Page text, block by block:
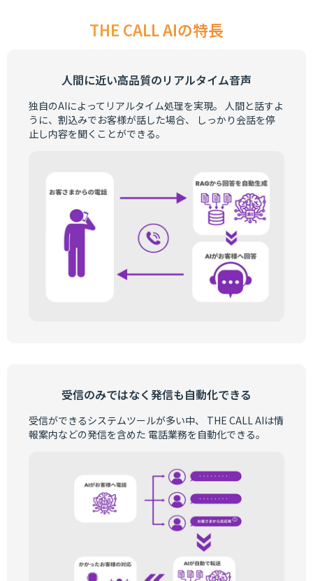
THE CALL AIの特長
人間に近い高品質のリアルタイム音声
独自のAIによってリアルタイム処理を実現。 人間と話すよ
うに、割込みでお客様が話した場合、 しっかり会話を停
止し内容を聞くことができる。
受信のみではなく発信も自動化できる
受信ができるシステムツールが多い中、 THE CALL AIは情
報案内などの発信を含めた 電話業務を自動化できる。